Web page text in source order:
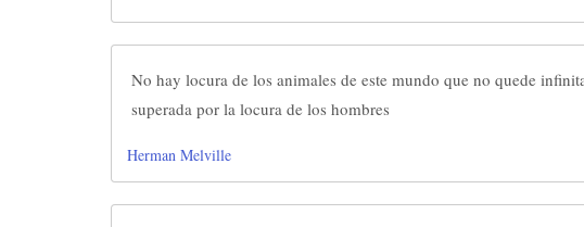
No hay locura de los animales de este mundo que no quede
superada por la locura de los hombres
Herman Melville